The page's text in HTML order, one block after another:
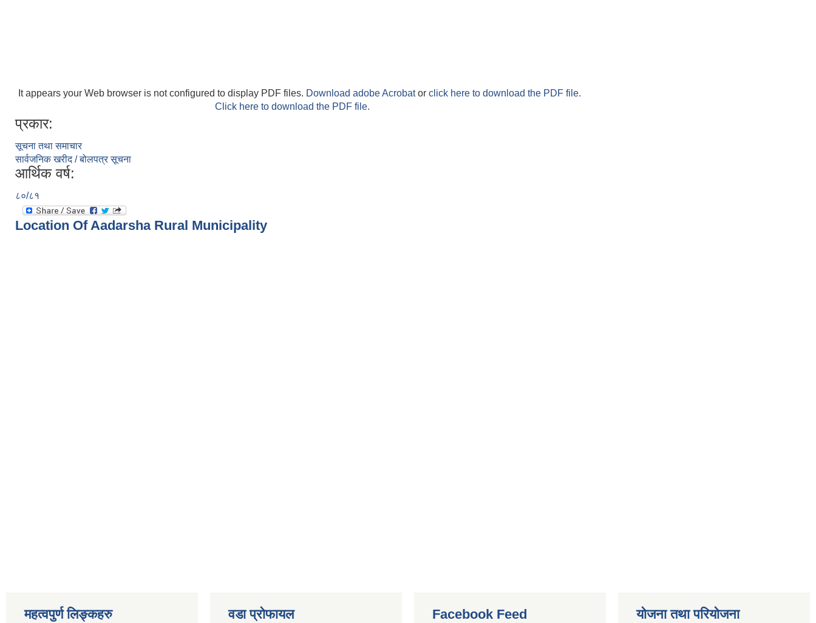
It appears your Web browser is not configured to display PDF files. Download adobe Acrobator click here to download the PDF file.
Click here to download the PDF file.
प्रकार:
सूचना तथा समाचार
सार्वजनिक खरीद / बोलपत्र सूचना
आर्थिक वर्ष:
८०/८१
Location Of Aadarsha Rural Municipality
महत्वपुर्ण लिङ्कहरु वडा प्रोफायल Facebook Feed योजना तथा परियोजना